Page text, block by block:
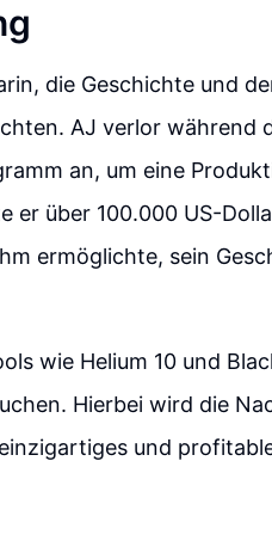
die Geschichte und
AJ verlor während
an, um eine
er über 100.000 US-
ermöglichte, sein
wie Helium 10 und
Hierbei wird die
und